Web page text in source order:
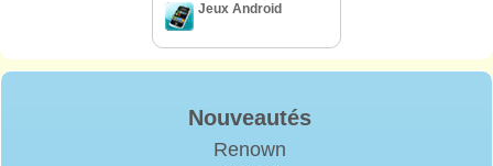
Jeux Android
Nouveautés
Renown